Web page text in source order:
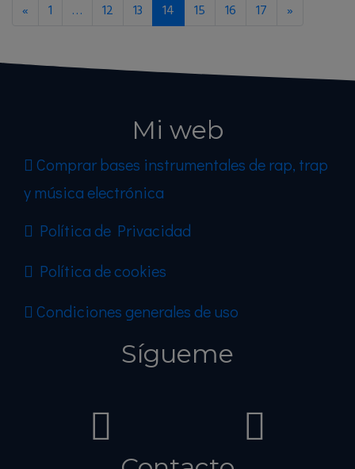
«
1 … 12 13 14 15 16 17 »
Mi web
Comprar bases instrumentales de rap, trap
y música electrónica
Política de Privacidad
Política de cookies
Condiciones generales de uso
Sígueme